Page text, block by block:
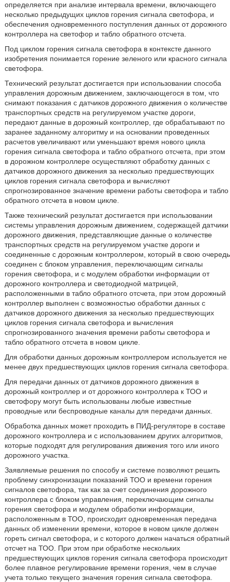
определяется при анализе интервала времени, включающего
несколько предыдущих циклов горения сигнала светофора, и
обеспечения одновременного поступления данных от дорожного
контроллера на светофор и табло обратного отсчета.
Под циклом горения сигнала светофора в контексте данного
изобретения понимается горение зеленого или красного сигнала
светофора.
Технический результат достигается при использовании способа
управления дорожным движением, заключающегося в том, что
снимают показания с датчиков дорожного движения о количестве
транспортных средств на регулируемом участке дороги,
передают данные в дорожный контроллер, где обрабатывают по
заранее заданному алгоритму и на основании проведенных
расчетов увеличивают или уменьшают время нового цикла
горения сигнала светофора и табло обратного отсчета, при этом
в дорожном контроллере осуществляют обработку данных с
датчиков дорожного движения за несколько предшествующих
циклов горения сигнала светофора и вычисляют
спрогнозированное значение времени работы светофора и табло
обратного отсчета в новом цикле.
Также технический результат достигается при использовании
системы управления дорожным движением, содержащей датчики
дорожного движения, представляющие данные о количестве
транспортных средств на регулируемом участке дороги и
соединенные с дорожным контроллером, который в свою очередь
соединен с блоком управления, переключающим сигналы
горения светофора, и с модулем обработки информации от
дорожного контроллера и светодиодной матрицей,
расположенными в табло обратного отсчета, при этом дорожный
контроллер выполнен с возможностью обработки данных с
датчиков дорожного движения за несколько предшествующих
циклов горения сигнала светофора и вычисления
спрогнозированного значения времени работы светофора и
табло обратного отсчета в новом цикле.
Для обработки данных дорожным контроллером используется не
менее двух предшествующих циклов горения сигнала светофора.
Для передачи данных от датчиков дорожного движения в
дорожный контроллер и от дорожного контроллера к ТОО и
светофору могут быть использованы любые известные
проводные или беспроводные каналы для передачи данных.
Обработка данных может проходить в ПИД-регуляторе в составе
дорожного контроллера и с использованием других алгоритмов,
которые подходят для регулирования движения того или иного
дорожного участка.
Заявляемые решения по способу и системе позволяют решить
проблему синхронизации показаний ТОО и времени горения
сигналов светофора, так как за счет соединения дорожного
контроллера с блоком управления, переключающим сигналы
горения светофора и модулем обработки информации,
расположенным в ТОО, происходит одновременная передача
данных об изменении времени, которое в новом цикле должен
гореть сигнал светофора, и с которого должен начаться обратный
отсчет на ТОО. При этом при обработке нескольких
предшествующих циклов горения сигнала светофора происходит
более плавное регулирование времени горения, чем в случае
учета только текущего значения горения сигнала светофора.